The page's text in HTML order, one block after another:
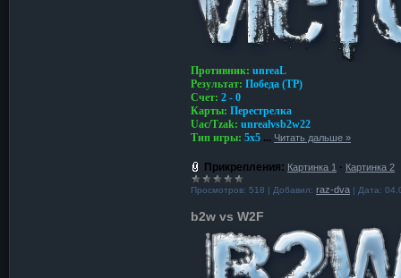
Противник: unreaL
Результат: Победа (TP)
Счет: 2 - 0
Карты: Перестрелка
Uac/Tzak: unrealvsb2w22
Тип игры: 5x5 ... Читать дальше »
Прикрепления: Картинка 1 · Картинка 2
Просмотров: 518 | Добавил: raz-dva | Дата:
b2w vs W2F